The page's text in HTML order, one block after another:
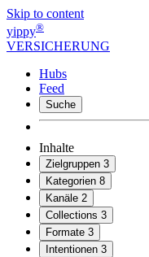
Skip to content
yippy®
VERSICHERUNG
Hubs
Feed
Suche
Inhalte
Zielgruppen 3
Kategorien 8
Kanäle 2
Collections 3
Formate 3
Intentionen 3